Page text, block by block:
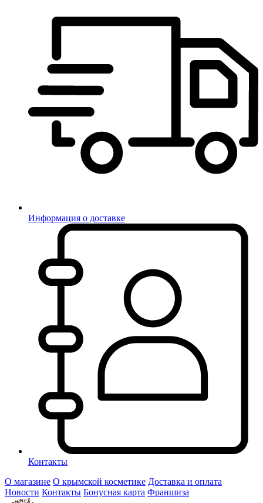
Информация о доставке
Контакты
О магазине О крымской косметике Доставка и оплата
Новости Контакты Бонусная карта Франшиза